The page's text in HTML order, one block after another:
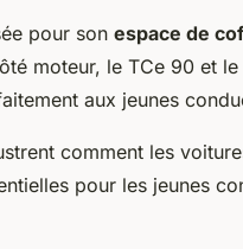
pour son espace de
moteur, le TCe 90 et
aux jeunes
comment les
pour les jeunes